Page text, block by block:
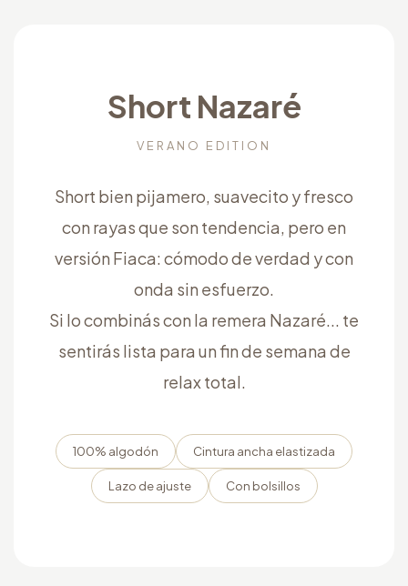
Short Nazaré
VERANO EDITION
Short bien pijamero, suavecito y fresco
con rayas que son tendencia, pero en
versión Fiaca: cómodo de verdad y con
onda sin esfuerzo.
Si lo combinás con la remera Nazaré... te
sentirás lista para un fin de semana de
relax total.
100% algodón Cintura ancha elastizada
Lazo de ajuste Con bolsillos